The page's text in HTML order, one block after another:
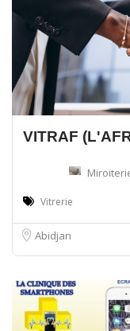
VITRAF
Vitrerie
Abidjan